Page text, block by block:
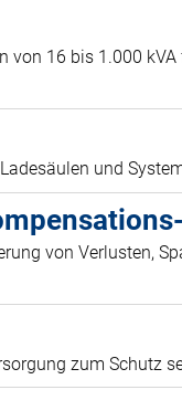
von 16 bis 1.000
und
von Verlusten,
zum Schutz